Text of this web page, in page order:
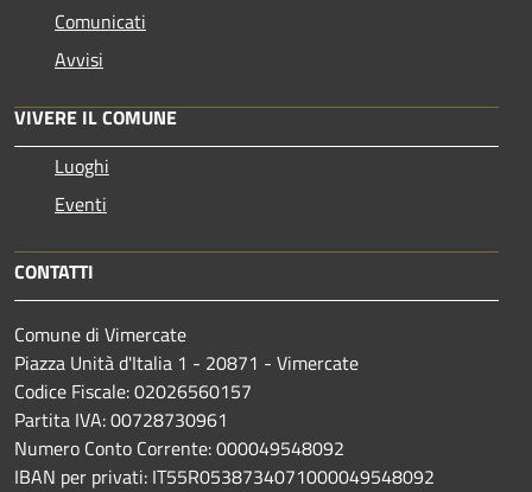
Comunicati
Avvisi
VIVERE IL COMUNE
Luoghi
Eventi
CONTATTI
Comune di Vimercate
Piazza Unità d'Italia 1 - 20871 - Vimercate
Codice Fiscale: 02026560157
Partita IVA: 00728730961
Numero Conto Corrente: 000049548092
IBAN per privati: IT55R0538734071000049548092